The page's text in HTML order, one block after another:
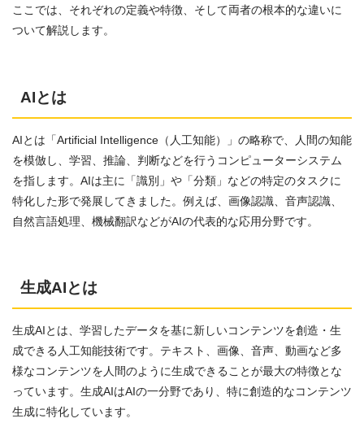
ここでは、それぞれの定義や特徴、そして両者の根本的な違いに
ついて解説します。
AIとは
AIとは「Artificial Intelligence（人工知能）」の略称で、人間の知能
を模倣し、学習、推論、判断などを行うコンピューターシステム
を指します。AIは主に「識別」や「分類」などの特定のタスクに
特化した形で発展してきました。例えば、画像認識、音声認識、
自然言語処理、機械翻訳などがAIの代表的な応用分野です。
生成AIとは
生成AIとは、学習したデータを基に新しいコンテンツを創造・生
成できる人工知能技術です。テキスト、画像、音声、動画など多
様なコンテンツを人間のように生成できることが最大の特徴とな
っています。生成AIはAIの一分野であり、特に創造的なコンテンツ
生成に特化しています。